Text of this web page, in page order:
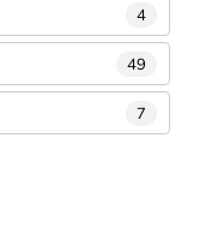
4
49
7